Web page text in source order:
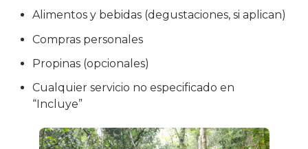
Alimentos y bebidas (degustaciones, si aplican)
Compras personales
Propinas (opcionales)
Cualquier servicio no especificado en
“Incluye”